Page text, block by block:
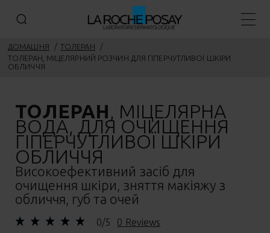
ДОМАШНЯ
ТОЛEРАН
ТОЛЕРАН, МІЦЕЛЯРНИЙ РОЗЧИН ДЛЯ ГІПЕРЧУТЛИВОЇ ШКІРИ
ОБЛИЧЧЯ
ТОЛЕРАН, МІЦЕЛЯРНА
ВОДА, ДЛЯ ОЧИЩЕННЯ
ГІПЕРЧУТЛИВОЇ ШКІРИ
ОБЛИЧЧЯ
Високоефективний засіб для
очищення шкіри, зняття макіяжу з
обличчя, губ та очей
0/5 0 Reviews